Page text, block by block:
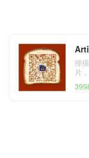
掃
片